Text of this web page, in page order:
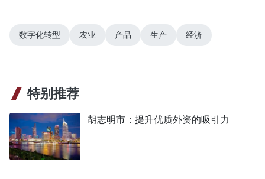
数字化转型 农业 产品 生产 经济
特别推荐
胡志明市：提升优质外资的吸引力